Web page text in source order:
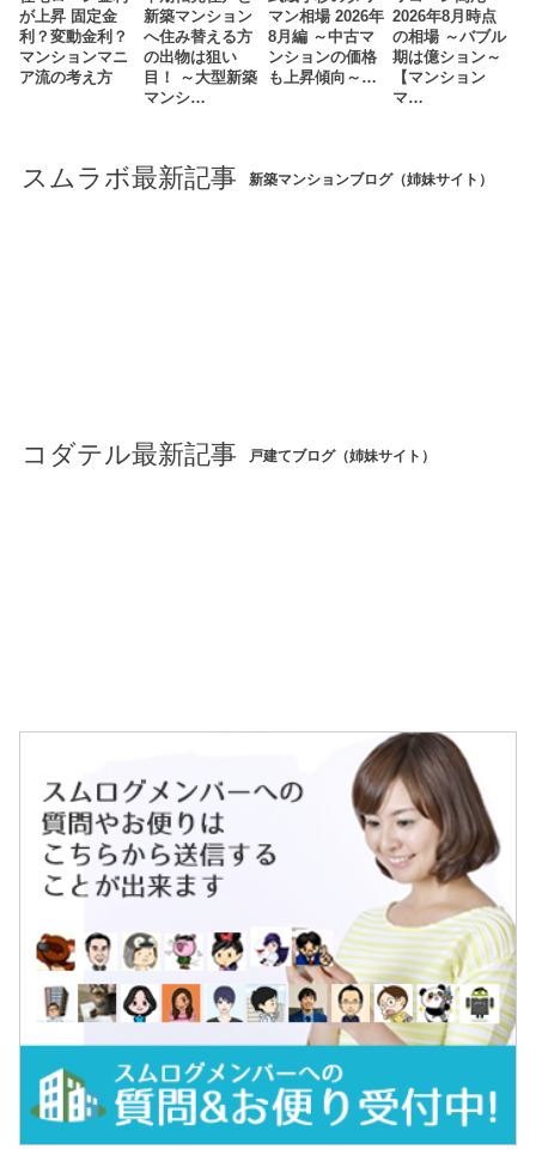
が上昇 固定金
利？変動金利？
マンションマニ
ア流の考え方
新築マンション
へ住み替える方
の出物は狙い
目！ ～大型新築
マンシ…
マン相場 2026年
8月編 ～中古マ
ンションの価格
も上昇傾向～…
2026年8月時点
の相場 ～バブル
期は億ション～
【マンション
マ…
スムラボ最新記事 新築マンションブログ（姉妹サイト）
コダテル最新記事 戸建てブログ（姉妹サイト）